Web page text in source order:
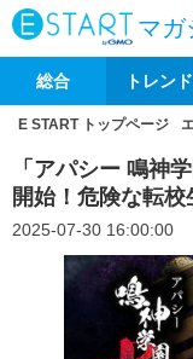
マガ
総合 トレンド
E START トップページ
「アパシー 鳴神
開始！危険な転
2025-07-30 16:00:00